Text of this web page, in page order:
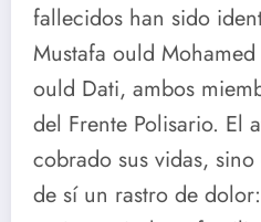
fallecidos han sido
Mustafa ould
ould Dati, ambos
del Frente Polisario. El
cobrado sus vidas,
de sí un rastro de